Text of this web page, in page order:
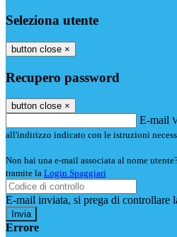
Seleziona utente
button close ×
Recupero password
button close ×
E-mail
all'indirizzo indicato con le istruzioni
Non hai una e-mail associata al nome
tramite la Login Spaggiari
E-mail inviata, si prega di controllare
Errore